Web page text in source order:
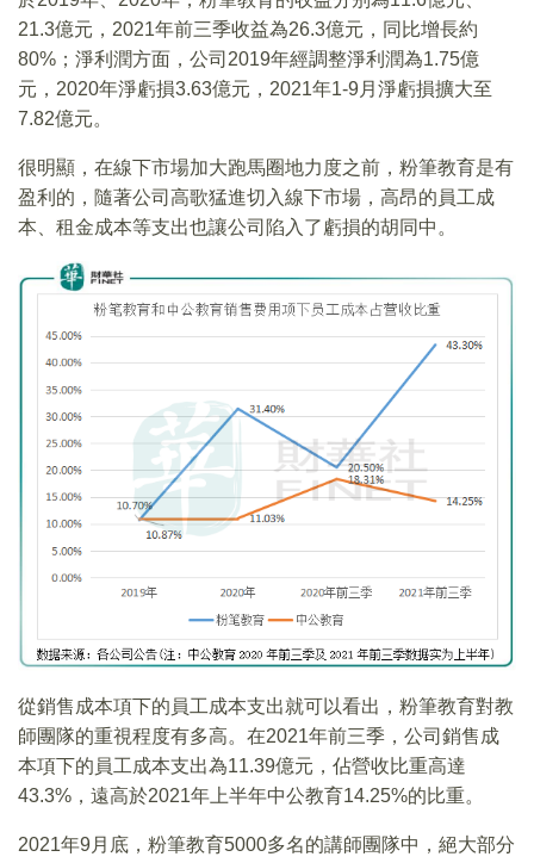
21.3億元，2021年前三季收益為26.3億元，同比增長約
80%；淨利潤方面，公司2019年經調整淨利潤為1.75億
元，2020年淨虧損3.63億元，2021年1-9月淨虧損擴大至
7.82億元。
很明顯，在線下市場加大跑馬圈地力度之前，粉筆教育是有
盈利的，隨著公司高歌猛進切入線下市場，高昂的員工成
本、租金成本等支出也讓公司陷入了虧損的胡同中。
從銷售成本項下的員工成本支出就可以看出，粉筆教育對教
師團隊的重視程度有多高。在2021年前三季，公司銷售成
本項下的員工成本支出為11.39億元，佔營收比重高達
43.3%，遠高於2021年上半年中公教育14.25%的比重。
2021年9月底，粉筆教育5000多名的講師團隊中，絕大部分